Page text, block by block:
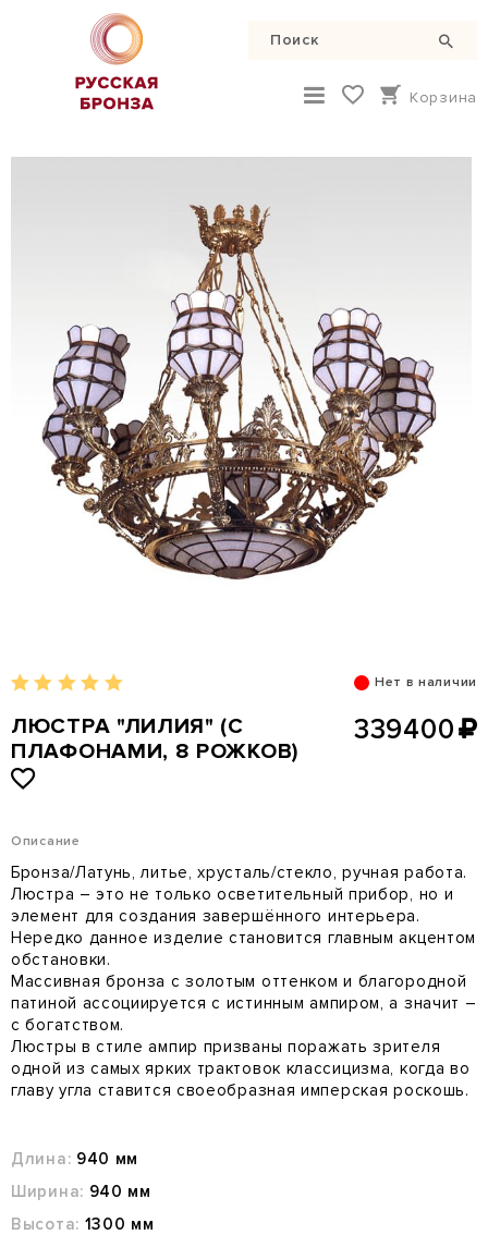
Корзина
Нет в наличии
ЛЮСТРА "ЛИЛИЯ" (С
ПЛАФОНАМИ, 8 РОЖКОВ)
339400
Описание
Бронза/Латунь, литье, хрусталь/стекло, ручная работа.
Люстра – это не только осветительный прибор, но и
элемент для создания завершённого интерьера.
Нередко данное изделие становится главным акцентом
обстановки.
Массивная бронза с золотым оттенком и благородной
патиной ассоциируется с истинным ампиром, а значит –
с богатством.
Люстры в стиле ампир призваны поражать зрителя
одной из самых ярких трактовок классицизма, когда во
главу угла ставится своеобразная имперская роскошь.
Длина: 940 мм
Ширина: 940 мм
Высота: 1300 мм